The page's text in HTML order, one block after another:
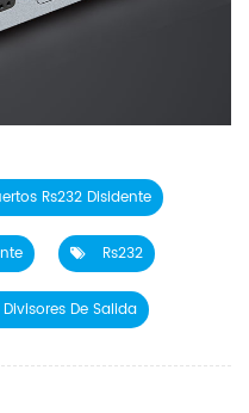
Rs232 Disidente
Rs232
De Salida